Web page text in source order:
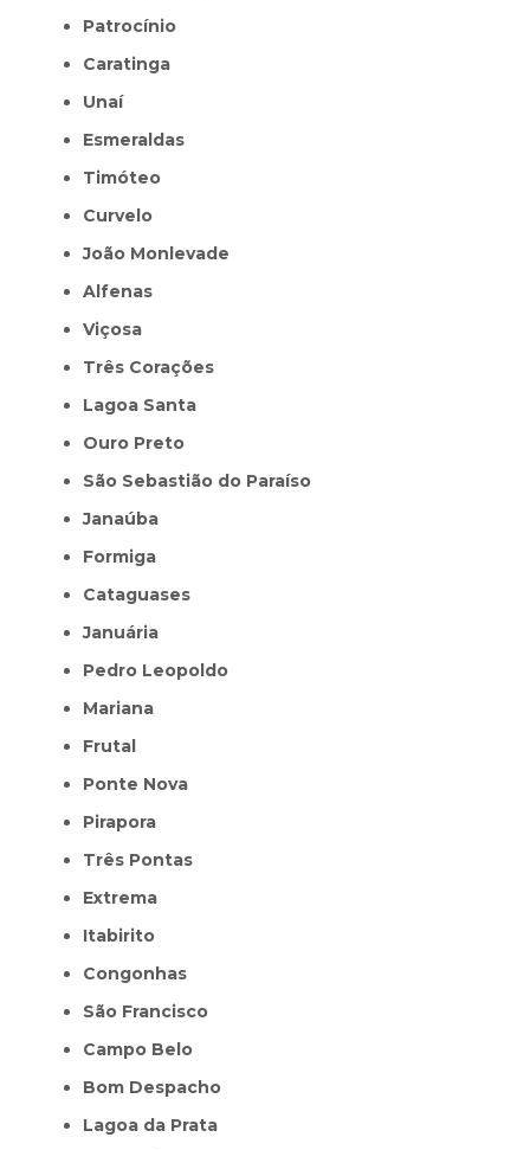
Patrocínio
Caratinga
Unaí
Esmeraldas
Timóteo
Curvelo
João Monlevade
Alfenas
Viçosa
Três Corações
Lagoa Santa
Ouro Preto
São Sebastião do Paraíso
Janaúba
Formiga
Cataguases
Januária
Pedro Leopoldo
Mariana
Frutal
Ponte Nova
Pirapora
Três Pontas
Extrema
Itabirito
Congonhas
São Francisco
Campo Belo
Bom Despacho
Lagoa da Prata